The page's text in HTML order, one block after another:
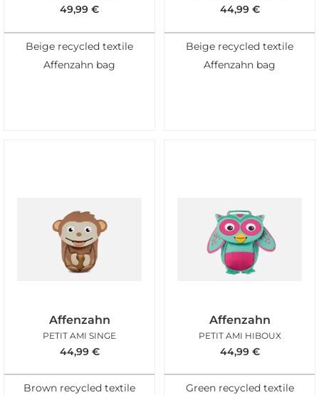
49,99 €
Beige recycled textile
Affenzahn bag
44,99 €
Beige recycled textile
Affenzahn bag
Affenzahn
PETIT AMI SINGE
44,99 €
Brown recycled textile
Affenzahn
PETIT AMI HIBOUX
44,99 €
Green recycled textile